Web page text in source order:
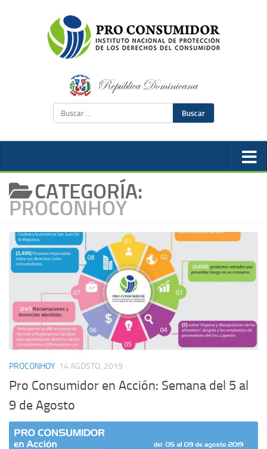
Buscar
CATEGORÍA:
PROCONHOY
PROCONHOY 14 AGOSTO, 2019
Pro Consumidor en Acción: Semana del 5 al
9 de Agosto